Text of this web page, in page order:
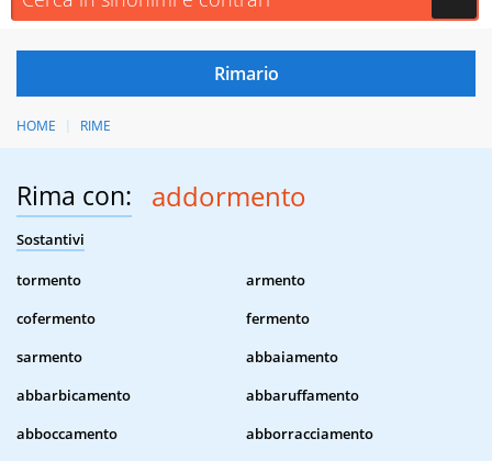
HOME RIME
Rima con: addormento
Sostantivi
tormento
armento
cofermento
fermento
sarmento
abbaiamento
abbarbicamento
abbaruffamento
abboccamento
abborracciamento